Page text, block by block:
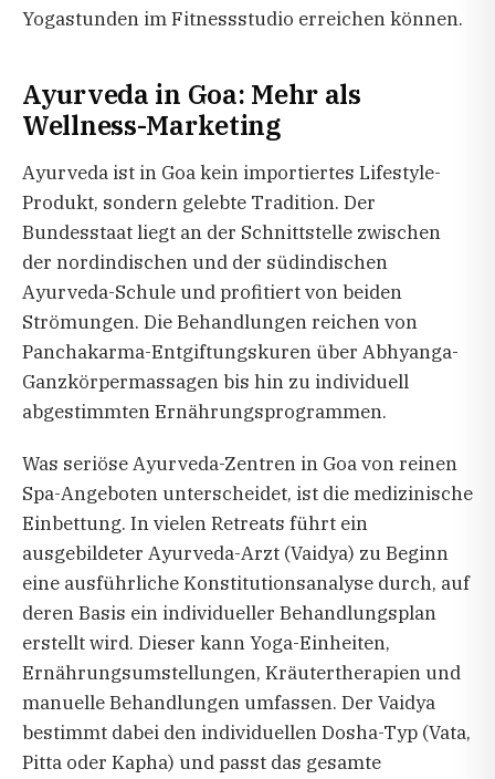
Yogastunden im Fitnessstudio erreichen können.
Ayurveda in Goa: Mehr als
Wellness-Marketing
Ayurveda ist in Goa kein importiertes Lifestyle-
Produkt, sondern gelebte Tradition. Der
Bundesstaat liegt an der Schnittstelle zwischen
der nordindischen und der südindischen
Ayurveda-Schule und profitiert von beiden
Strömungen. Die Behandlungen reichen von
Panchakarma-Entgiftungskuren über Abhyanga-
Ganzkörpermassagen bis hin zu individuell
abgestimmten Ernährungsprogrammen.
Was seriöse Ayurveda-Zentren in Goa von reinen
Spa-Angeboten unterscheidet, ist die medizinische
Einbettung. In vielen Retreats führt ein
ausgebildeter Ayurveda-Arzt (Vaidya) zu Beginn
eine ausführliche Konstitutionsanalyse durch, auf
deren Basis ein individueller Behandlungsplan
erstellt wird. Dieser kann Yoga-Einheiten,
Ernährungsumstellungen, Kräutertherapien und
manuelle Behandlungen umfassen. Der Vaidya
bestimmt dabei den individuellen Dosha-Typ (Vata,
Pitta oder Kapha) und passt das gesamte